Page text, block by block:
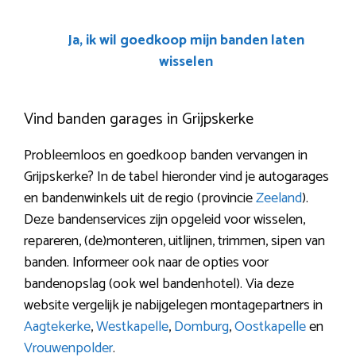
Ja, ik wil goedkoop mijn banden laten
wisselen
Vind banden garages in Grijpskerke
Probleemloos en goedkoop banden vervangen in
Grijpskerke? In de tabel hieronder vind je autogarages
en bandenwinkels uit de regio (provincieZeeland).
Deze bandenservices zijn opgeleid voor wisselen,
repareren, (de)monteren, uitlijnen, trimmen, sipen van
banden. Informeer ook naar de opties voor
bandenopslag (ook wel bandenhotel). Via deze
website vergelijk je nabijgelegen montagepartners in
Aagtekerke,Westkapelle,Domburg,Oostkapelleen
Vrouwenpolder.